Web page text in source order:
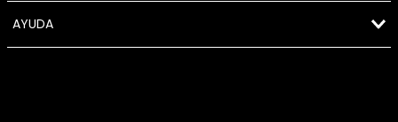
AYUDA